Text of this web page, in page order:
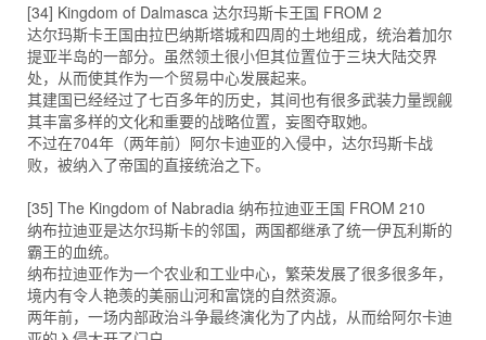
[34] Kingdom of Dalmasca 达尔玛斯卡王国 FROM 2
达尔玛斯卡王国由拉巴纳斯塔城和四周的土地组成，统治着加尔
提亚半岛的一部分。虽然领土很小但其位置位于三块大陆交界
处，从而使其作为一个贸易中心发展起来。
其建国已经经过了七百多年的历史，其间也有很多武装力量觊觎
其丰富多样的文化和重要的战略位置，妄图夺取她。
不过在704年（两年前）阿尔卡迪亚的入侵中，达尔玛斯卡战
败，被纳入了帝国的直接统治之下。
[35] The Kingdom of Nabradia 纳布拉迪亚王国 FROM 210
纳布拉迪亚是达尔玛斯卡的邻国，两国都继承了统一伊瓦利斯的
霸王的血统。
纳布拉迪亚作为一个农业和工业中心，繁荣发展了很多很多年，
境内有令人艳羡的美丽山河和富饶的自然资源。
两年前，一场内部政治斗争最终演化为了内战，从而给阿尔卡迪